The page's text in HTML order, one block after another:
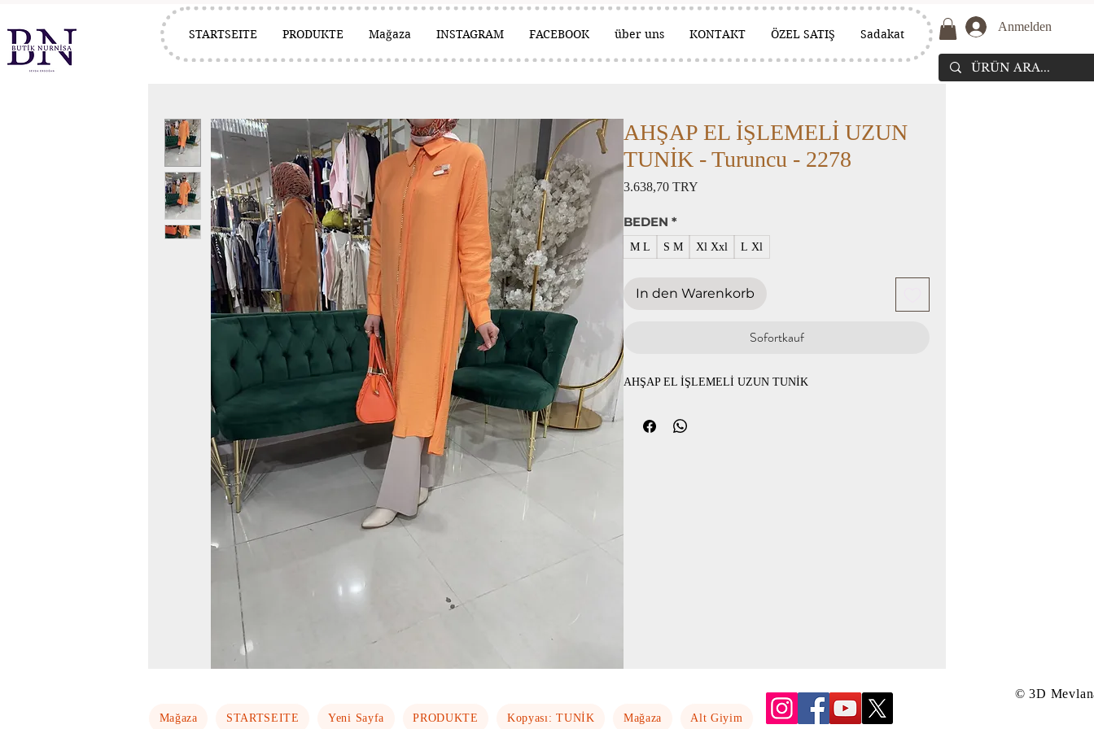
STARTSEITE PRODUKTE Mağaza INSTAGRAM FACEBOOK über uns KONTAKT ÖZEL SATIŞ Sadakat
Anmelden
AHŞAP EL İŞLEMELİ UZUN
TUNİK - Turuncu - 2278
3.638,70 TRY
BEDEN *
M L S M Xl Xxl L Xl
In den Warenkorb
Sofortkauf
AHŞAP EL İŞLEMELİ UZUN TUNİK
Mağaza STARTSEITE Yeni Sayfa PRODUKTE Kopyası: TUNİK Mağaza Alt Giyim
© 3D